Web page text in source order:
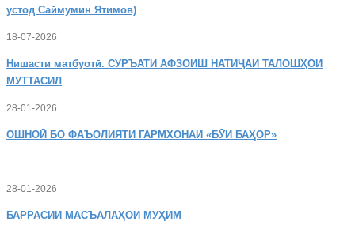
устод Саймумин Ятимов)
18-07-2026
Нишасти матбуотӣ. СУРЪАТИ АФЗОИШ НАТИҶАИ ТАЛОШҲОИ
МУТТАСИЛ
28-01-2026
ОШНОӢ БО ФАЪОЛИЯТИ ГАРМХОНАИ «БӮИ БАҲОР»
28-01-2026
БАРРАСИИ МАСЪАЛАҲОИ МУҲИМ